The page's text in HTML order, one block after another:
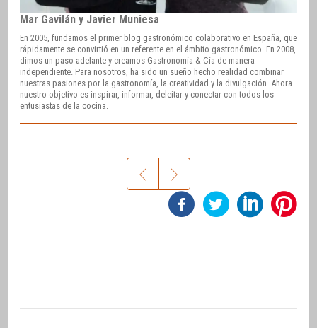
Mar Gavilán y Javier Muniesa
En 2005, fundamos el primer blog gastronómico colaborativo en España, que
rápidamente se convirtió en un referente en el ámbito gastronómico. En 2008,
dimos un paso adelante y creamos Gastronomía & Cía de manera
independiente. Para nosotros, ha sido un sueño hecho realidad combinar
nuestras pasiones por la gastronomía, la creatividad y la divulgación. Ahora
nuestro objetivo es inspirar, informar, deleitar y conectar con todos los
entusiastas de la cocina.